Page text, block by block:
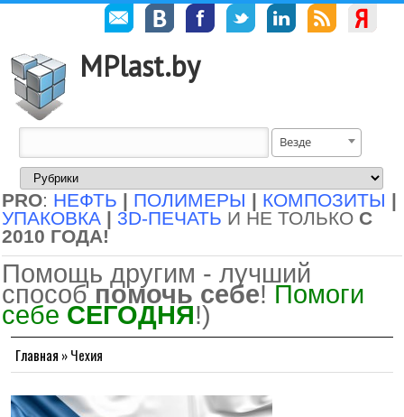
MPlast.by
Везде
PRO: НЕФТЬ | ПОЛИМЕРЫ | КОМПОЗИТЫ |
УПАКОВКА | 3D-ПЕЧАТЬ И НЕ ТОЛЬКО С
2010 ГОДА!
Помощь другим - лучший
способ помочь себе! Помоги
себе СЕГОДНЯ!)
Главная »Чехия